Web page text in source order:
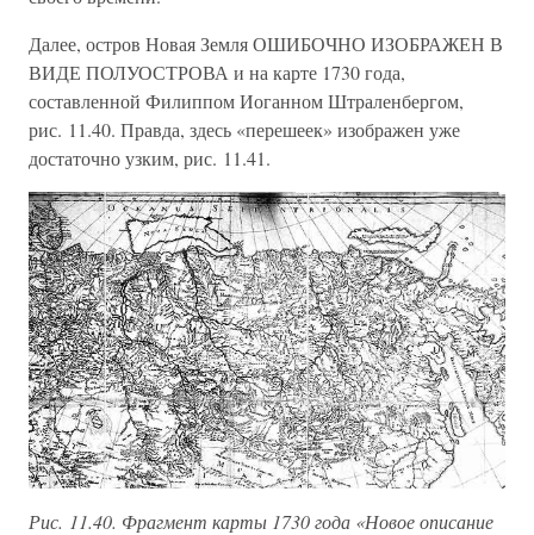
Далее, остров Новая Земля ОШИБОЧНО ИЗОБРАЖЕН В
ВИДЕ ПОЛУОСТРОВА и на карте 1730 года,
составленной Филиппом Иоганном Штраленбергом,
рис. 11.40. Правда, здесь «перешеек» изображен уже
достаточно узким, рис. 11.41.
Рис. 11.40. Фрагмент карты 1730 года «Новое описание